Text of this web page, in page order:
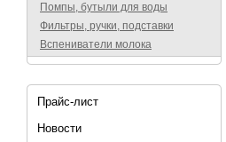
Помпы, бутыли для воды
Фильтры, ручки, подставки
Вспениватели молока
Прайс-лист
Новости